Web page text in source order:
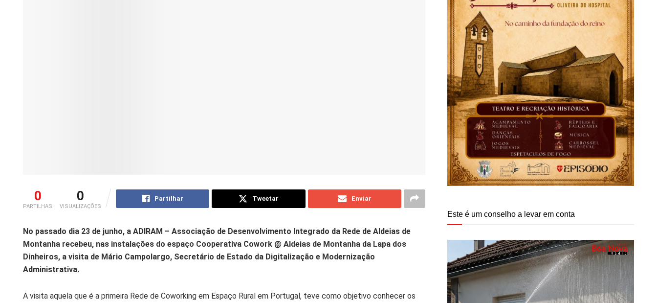
0
PARTILHAS
0
VISUALIZAÇÕES
Partilhar Tweetar Enviar
No passado dia 23 de junho, a ADIRAM – Associação de Desenvolvimento Integrado da Rede de Aldeias de
Montanha recebeu, nas instalações do espaço Cooperativa Cowork @ Aldeias de Montanha da Lapa dos
Dinheiros, a visita de Mário Campolargo, Secretário de Estado da Digitalização e Modernização
Administrativa.
A visita aquela que é a primeira Rede de Coworking em Espaço Rural em Portugal, teve como objetivo conhecer os
Este é um conselho a levar em conta